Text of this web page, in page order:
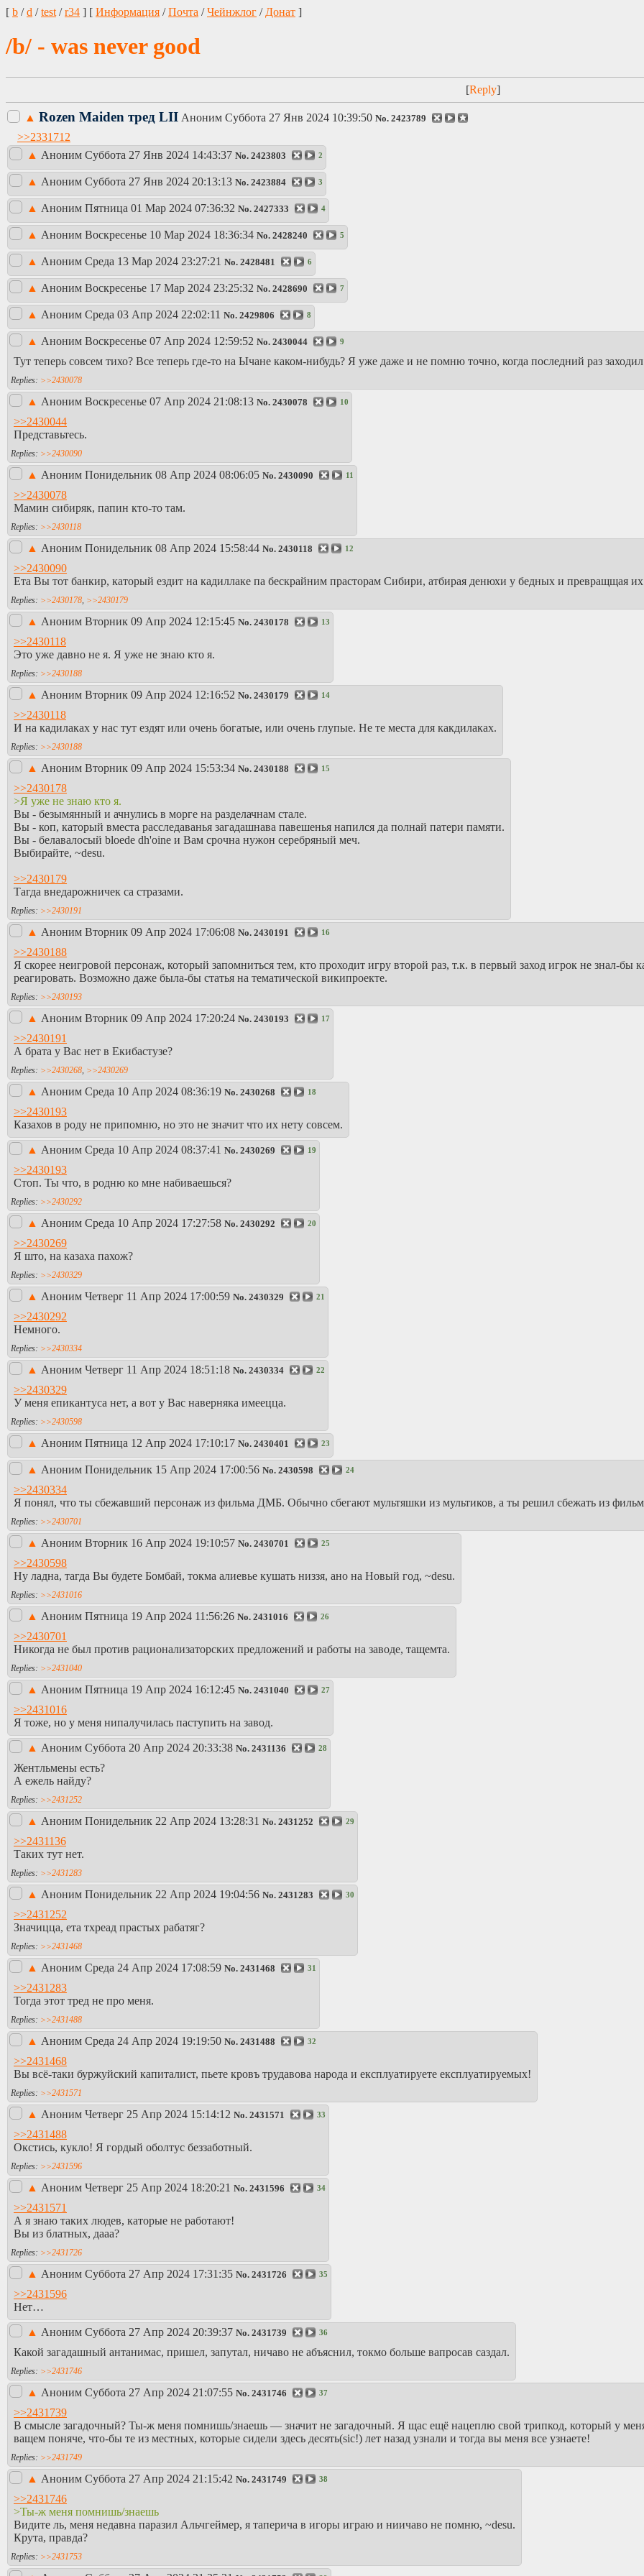
[ b /d /test /r34 ] [ Информация /Почта /Чейнжлог / Донат ]
/b/ - was never good
[ ]
▲ Rozen Maiden тред LII Аноним Суббота 27 Янв 2024 10:39:50 No. 2423789
>>2331712
▲ Аноним Суббота 27 Янв 2024 14:43:37 No. 2423803 2
▲ Аноним Суббота 27 Янв 2024 20:13:13 No. 2423884 3
▲ Аноним Пятница 01 Мар 2024 07:36:32 No. 2427333 4
▲ Аноним Воскресенье 10 Мар 2024 18:36:34 No. 2428240 5
▲ Аноним Среда 13 Мар 2024 23:27:21 No. 2428481 6
▲ Аноним Воскресенье 17 Мар 2024 23:25:32 No. 2428690 7
▲ Аноним Среда 03 Апр 2024 22:02:11 No. 2429806 8
▲ Аноним Воскресенье 07 Апр 2024 12:59:52 No. 2430044 9
Тут теперь совсем тихо? Все теперь где-то на Ычане каком-нибудь? Я уже даже и не помню точно, когда последний раз
>>2430078
▲ Аноним Воскресенье 07 Апр 2024 21:08:13 No. 2430078 10
>>2430044
Представьтесь.
>>2430090
▲ Аноним Понидельник 08 Апр 2024 08:06:05 No. 2430090 11
>>2430078
Мамин сибиряк, папин кто-то там.
>>2430118
▲ Аноним Понидельник 08 Апр 2024 15:58:44 No. 2430118 12
>>2430090
Ета Вы тот банкир, каторый ездит на кадиллаке па бескрайним прасторам Сибири, атбирая денюхи у бедных и превращщая
>>2430178 >>2430179
▲ Аноним Вторник 09 Апр 2024 12:15:45 No. 2430178 13
>>2430118
Это уже давно не я. Я уже не знаю кто я.
>>2430188
▲ Аноним Вторник 09 Апр 2024 12:16:52 No. 2430179 14
>>2430118
И на кадилаках у нас тут ездят или очень богатые, или очень глупые. Не те места для какдилаках.
>>2430188
▲ Аноним Вторник 09 Апр 2024 15:53:34 No. 2430188 15
>>2430178
>Я уже не знаю кто я.
Вы - безымянный и ачнулись в морге на разделачнам стале.
Вы - коп, каторый вместа расследаванья загадашнава павешенья напился да полнай патери памяти.
Вы - белавалосый bloede dh'oine и Вам срочна нужон серебряный меч.
Выбирайте, ~desu.
>>2430179
Тагда внедарожничек са стразами.
>>2430191
▲ Аноним Вторник 09 Апр 2024 17:06:08 No. 2430191 16
>>2430188
Я скорее неигровой персонаж, который запомниться тем, кто проходит игру второй раз, т.к. в первый заход игрок не знал-бы
реагировать. Возможно даже была-бы статья на тематической википроекте.
>>2430193
▲ Аноним Вторник 09 Апр 2024 17:20:24 No. 2430193 17
>>2430191
А брата у Вас нет в Екибастузе?
>>2430268 >>2430269
▲ Аноним Среда 10 Апр 2024 08:36:19 No. 2430268 18
>>2430193
Казахов в роду не припомню, но это не значит что их нету совсем.
▲ Аноним Среда 10 Апр 2024 08:37:41 No. 2430269 19
>>2430193
Стоп. Ты что, в родню ко мне набиваешься?
>>2430292
▲ Аноним Среда 10 Апр 2024 17:27:58 No. 2430292 20
>>2430269
Я што, на казаха пахож?
>>2430329
▲ Аноним Четверг 11 Апр 2024 17:00:59 No. 2430329 21
>>2430292
Немного.
>>2430334
▲ Аноним Четверг 11 Апр 2024 18:51:18 No. 2430334 22
>>2430329
У меня епикантуса нет, а вот у Вас наверняка имеецца.
>>2430598
▲ Аноним Пятница 12 Апр 2024 17:10:17 No. 2430401 23
▲ Аноним Понидельник 15 Апр 2024 17:00:56 No. 2430598 24
>>2430334
Я понял, что ты сбежавший персонаж из фильма ДМБ. Обычно сбегают мультяшки из мультиков, а ты решил сбежать из
>>2430701
▲ Аноним Вторник 16 Апр 2024 19:10:57 No. 2430701 25
>>2430598
Ну ладна, тагда Вы будете Бомбай, токма алиевье кушать низзя, ано на Новый год, ~desu.
>>2431016
▲ Аноним Пятница 19 Апр 2024 11:56:26 No. 2431016 26
>>2430701
Никогда не был против рационализаторских предложений и работы на заводе, тащемта.
>>2431040
▲ Аноним Пятница 19 Апр 2024 16:12:45 No. 2431040 27
>>2431016
Я тоже, но у меня нипалучилась паступить на завод.
▲ Аноним Суббота 20 Апр 2024 20:33:38 No. 2431136 28
Жентльмены есть?
А ежель найду?
>>2431252
▲ Аноним Понидельник 22 Апр 2024 13:28:31 No. 2431252 29
>>2431136
Таких тут нет.
>>2431283
▲ Аноним Понидельник 22 Апр 2024 19:04:56 No. 2431283 30
>>2431252
Значицца, ета тхреад прастых рабатяг?
>>2431468
▲ Аноним Среда 24 Апр 2024 17:08:59 No. 2431468 31
>>2431283
Тогда этот тред не про меня.
>>2431488
▲ Аноним Среда 24 Апр 2024 19:19:50 No. 2431488 32
>>2431468
Вы всё-таки буржуйский капиталист, пьете кровъ трудавова народа и експлуатируете експлуатируемых!
>>2431571
▲ Аноним Четверг 25 Апр 2024 15:14:12 No. 2431571 33
>>2431488
Окстись, кукло! Я гордый оболтус беззаботный.
>>2431596
▲ Аноним Четверг 25 Апр 2024 18:20:21 No. 2431596 34
>>2431571
А я знаю таких людев, каторые не работают!
Вы из блатных, дааа?
>>2431726
▲ Аноним Суббота 27 Апр 2024 17:31:35 No. 2431726 35
>>2431596
Нет…
▲ Аноним Суббота 27 Апр 2024 20:39:37 No. 2431739 36
Какой загадашный антанимас, пришел, запутал, ничаво не абъяснил, токмо больше вапросав саздал.
>>2431746
▲ Аноним Суббота 27 Апр 2024 21:07:55 No. 2431746 37
>>2431739
В смысле загадочный? Ты-ж меня помнишь/знаешь — значит не загадочный. Я щас ещё нацеплю свой трипкод, который у
ващем поняче, что-бы те из местных, которые сидели здесь десять(sic!) лет назад узнали и тогда вы меня все узнаете!
>>2431749
▲ Аноним Суббота 27 Апр 2024 21:15:42 No. 2431749 38
>>2431746
>Ты-ж меня помнишь/знаешь
Видите ль, меня недавна паразил Альчгеймер, я таперича в игоры играю и ниичаво не помню, ~desu.
Крута, правда?
>>2431753